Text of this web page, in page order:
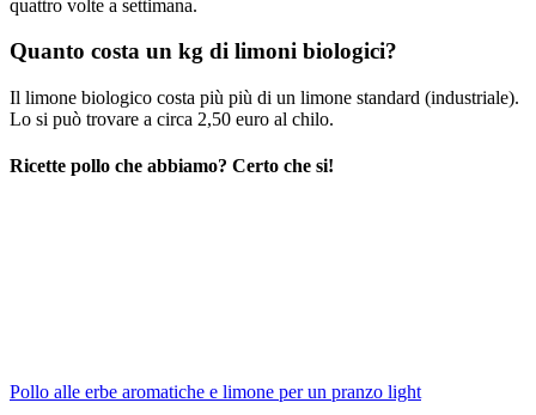
quattro volte a settimana.
Quanto costa un kg di limoni biologici?
Il limone biologico costa più più di un limone standard (industriale).
Lo si può trovare a circa 2,50 euro al chilo.
Ricette pollo che abbiamo? Certo che si!
Pollo alle erbe aromatiche e limone per un pranzo light